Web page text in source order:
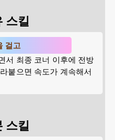
스킬
걸고
서 최종 코너 이후에 전방
붙으면 속도가 계속해서
스킬